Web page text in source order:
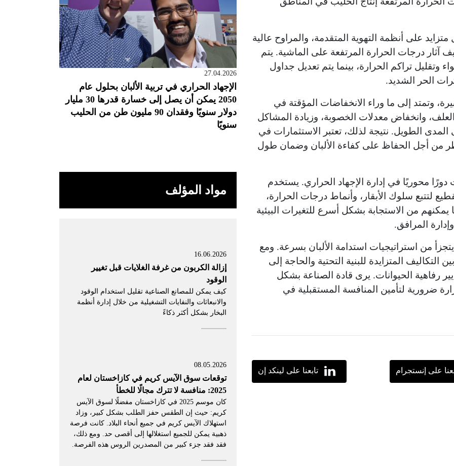
على أنظمة التهوية المتقدمة، والمراوح عالية
آثار درجات الحرارة المرتفعة على الماشية. يتم
تراكم الحرارة، بينما يتم تعديل جداول
الحر الشديد.
وتمتد إلى ما وراء الانخفاضات المؤقتة في
وانخفاض معدلات الخصوبة، وزيادة المشاكل
الطويل. نتيجة لذلك، تعتبر الاستثمارات في
من أجل الحفاظ على كفاءة الألبان وضمان طول
دورًا محوريًا في إدارة الإجهاد الحراري. يستخدم
لتتبع سلوك الأبقار، وأنماط درجات الحرارة،
من الاستجابة بشكل أسرع للتغيرات البيئية
المرافق.
من استراتيجيات استدامة الألبان بسرعة. ومع
المتزايدة للبنية التحتية والحاجة إلى
رفاهية الحيوانات. يرى قادة الصناعة بشكل
ضرورية لتأمين المنافسة المستقبلية في
على إنستجرام تابعنا على لينكد إن
27.04.2026
الإجهاد الحراري في تربية الألبان بحلول عام
2050 يمكن أن يصل إلى خسارة قدرها 30 مليار
دولار سنويًا وفقدان 90 مليون طن من الحليب
سنويًا
مواد المؤلف
16.06.2026
إزالة الكربون من غرفة الغلايات قبل تغيير
الوقود
كيف يمكن للمصانع الصناعية تقليل استخدام الوقود
والانبعاثات والنفايات التشغيلية من خلال إدارة أنظمة
البخار بشكل أكثر ذكاءً
08.05.2026
توقعات سوق الآيس كريم في كازاخستان لعام
2025: منافسة لا تترك مجالًا للخطأ
كان موسم 2025 في كازاخستان مفضلًا لسوق الآيس
كريم: حيث إن الطقس حفز الطلب بشكل كبير، وزاد
استهلاك الآيس كريم في جميع أنحاء البلاد. كانت فرصة
ذهبية يمكن للجميع استغلالها إلى أقصى حد. ومع ذلك،
فقد فقد جزء كبير من المصدرين الروس هذه الفرصة.